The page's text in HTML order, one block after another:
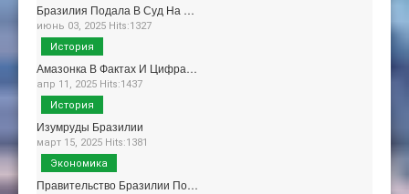
Бразилия Подала В Суд На …
июнь 03, 2025 Hits:1327
Амазонка В Фактах И Цифра…
апр 11, 2025 Hits:1437
История
Изумруды Бразилии
март 15, 2025 Hits:1381
История
Правительство Бразилии По…
Экономика